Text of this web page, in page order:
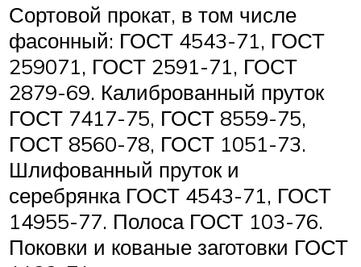
Сортовой прокат, в том числе
фасонный: ГОСТ 4543-71, ГОСТ
259071, ГОСТ 2591-71, ГОСТ
2879-69. Калиброванный пруток
ГОСТ 7417-75, ГОСТ 8559-75,
ГОСТ 8560-78, ГОСТ 1051-73.
Шлифованный пруток и
серебрянка ГОСТ 4543-71, ГОСТ
14955-77. Полоса ГОСТ 103-76.
Поковки и кованые заготовки ГОСТ